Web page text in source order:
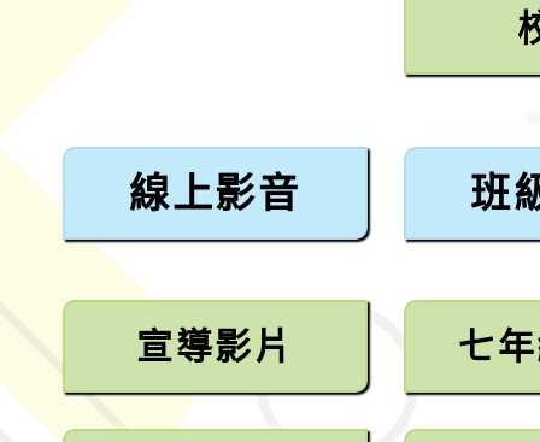
線上影音
宣導影片
班
七